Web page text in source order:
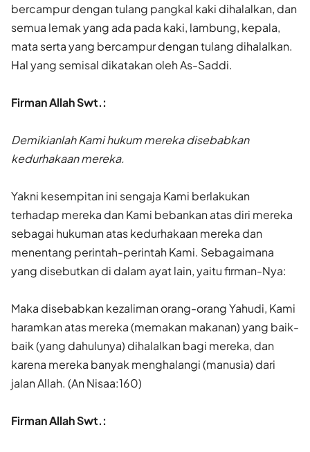
bercampur dengan tulang pangkal kaki dihalalkan, dan
semua lemak yang ada pada kaki, lambung, kepala,
mata serta yang bercampur dengan tulang dihalalkan.
Hal yang semisal dikatakan oleh As-Saddi.
Firman Allah Swt.:
Demikianlah Kami hukum mereka disebabkan
kedurhakaan mereka.
Yakni kesempitan ini sengaja Kami berlakukan
terhadap mereka dan Kami bebankan atas diri mereka
sebagai hukuman atas kedurhakaan mereka dan
menentang perintah-perintah Kami. Sebagaimana
yang disebutkan di dalam ayat lain, yaitu firman-Nya:
Maka disebabkan kezaliman orang-orang Yahudi, Kami
haramkan atas mereka (memakan makanan) yang baik-
baik (yang dahulunya) dihalalkan bagi mereka, dan
karena mereka banyak menghalangi (manusia) dari
jalan Allah. (An Nisaa:160)
Firman Allah Swt.: